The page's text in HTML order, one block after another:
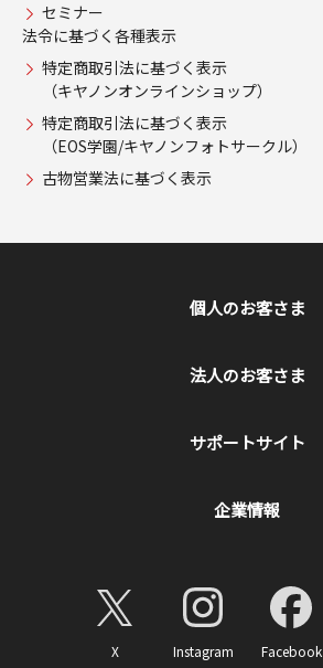
セミナー
法令に基づく各種表示
特定商取引法に基づく表示
（キヤノンオンラインショップ）
特定商取引法に基づく表示
（EOS学園/キヤノンフォトサークル）
古物営業法に基づく表示
個人のお客さま
法人のお客さま
サポートサイト
企業情報
X Instagram Facebook